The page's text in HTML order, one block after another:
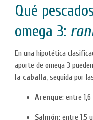
Qué
omega 3:
En una hipotética
aporte de omega 3
la caballa, seguida por
Arenque: entre
Salmón: entre 1,5